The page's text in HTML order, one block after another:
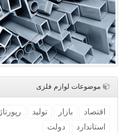
موضوعات لوازم فلزی
اقتصاد بازار تولید رپورتاژ
استاندارد
دولت